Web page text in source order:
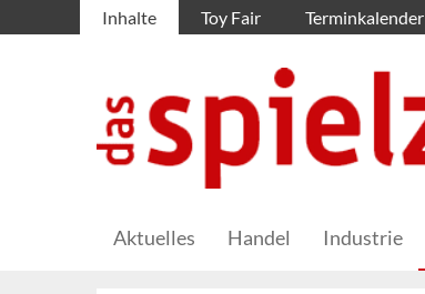
Inhalte Toy Fair Terminkalender
Aktuelles Handel Industrie